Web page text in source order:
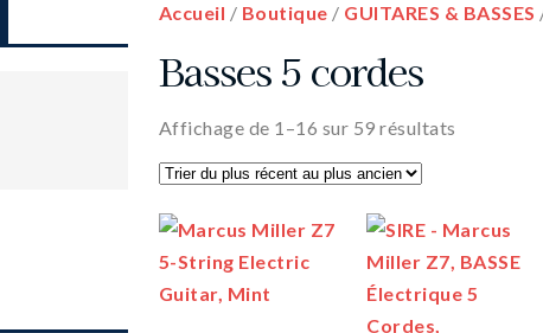
Accueil / Boutique / GUITARES & BASSES
Basses 5 cordes
Affichage de 1–16 sur 59 résultats